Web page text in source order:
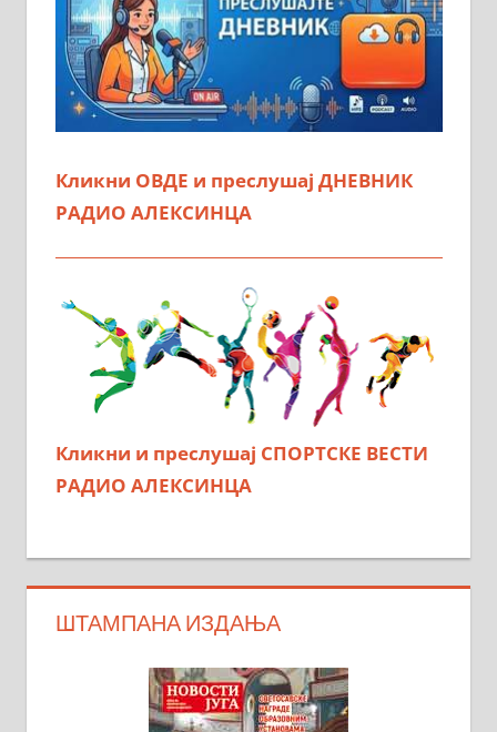
Кликни ОВДЕ и преслушај ДНЕВНИК
РАДИО АЛЕКСИНЦА
Кликни и преслушај СПОРТСКЕ ВЕСТИ
РАДИО АЛЕКСИНЦА
ШТАМПАНА ИЗДАЊА